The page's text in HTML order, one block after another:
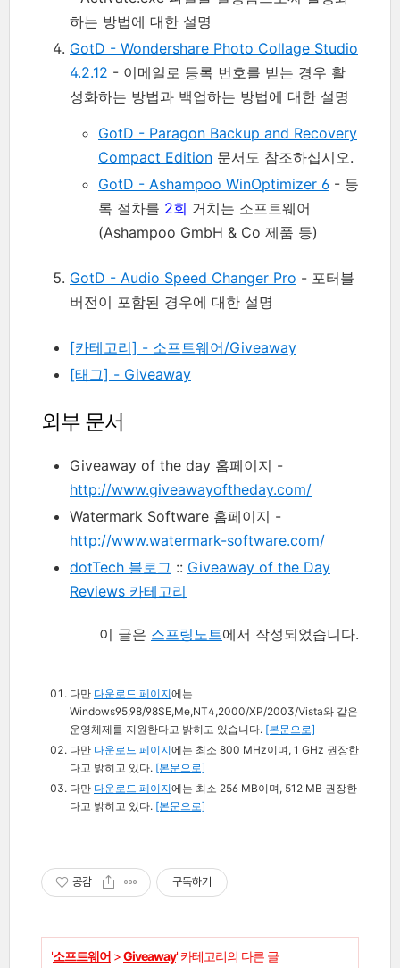
하는 방법에 대한 설명
GotD - Wondershare Photo Collage Studio
4.2.12 - 이메일로 등록 번호를 받는 경우 활
성화하는 방법과 백업하는 방법에 대한 설명
GotD - Paragon Backup and Recovery
Compact Edition 문서도 참조하십시오.
GotD - Ashampoo WinOptimizer 6 - 등
록 절차를 2회 거치는 소프트웨어
(Ashampoo GmbH & Co 제품 등)
GotD - Audio Speed Changer Pro - 포터블
버전이 포함된 경우에 대한 설명
[카테고리] - 소프트웨어/Giveaway
[태그] - Giveaway
외부 문서
Giveaway of the day 홈페이지 -
http://www.giveawayoftheday.com/
Watermark Software 홈페이지 -
http://www.watermark-software.com/
dotTech 블로그 :: Giveaway of the Day
Reviews 카테고리
이 글은 스프링노트에서 작성되었습니다.
다만 다운로드 페이지에는
Windows95,98/98SE,Me,NT4,2000/XP/2003/Vista와 같은
운영체제를 지원한다고 밝히고 있습니다. [본문으로]
다만 다운로드 페이지에는 최소 800 MHz이며, 1 GHz 권장한
다고 밝히고 있다. [본문으로]
다만 다운로드 페이지에는 최소 256 MB이며, 512 MB 권장한
다고 밝히고 있다. [본문으로]
공감 구독하기
'소프트웨어 >Giveaway' 카테고리의 다른 글